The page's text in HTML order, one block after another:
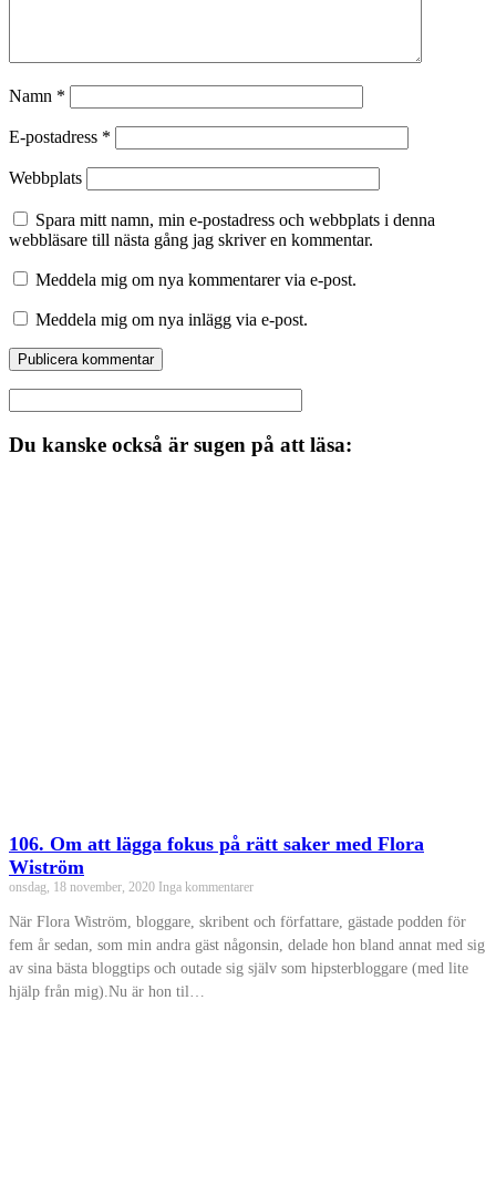
Namn *
E-postadress *
Webbplats
Spara mitt namn, min e-postadress och webbplats i denna
webbläsare till nästa gång jag skriver en kommentar.
Meddela mig om nya kommentarer via e-post.
Meddela mig om nya inlägg via e-post.
Du kanske också är sugen på att läsa:
106. Om att lägga fokus på rätt saker med Flora
Wiström
onsdag, 18 november, 2020 Inga kommentarer
När Flora Wiström, bloggare, skribent och författare, gästade podden för
fem år sedan, som min andra gäst någonsin, delade hon bland annat med sig
av sina bästa bloggtips och outade sig själv som hipsterbloggare (med lite
hjälp från mig).Nu är hon til…